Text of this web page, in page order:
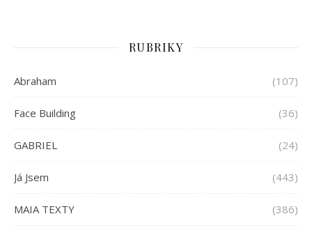
RUBRIKY
Abraham (107)
Face Building (36)
GABRIEL (24)
Já Jsem (443)
MAIA TEXTY (386)